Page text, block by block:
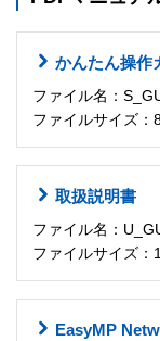
かんたん操作
ファイル名：
ファイルサイズ：
取扱説明書
ファイル名：
ファイルサイズ：
EasyMP